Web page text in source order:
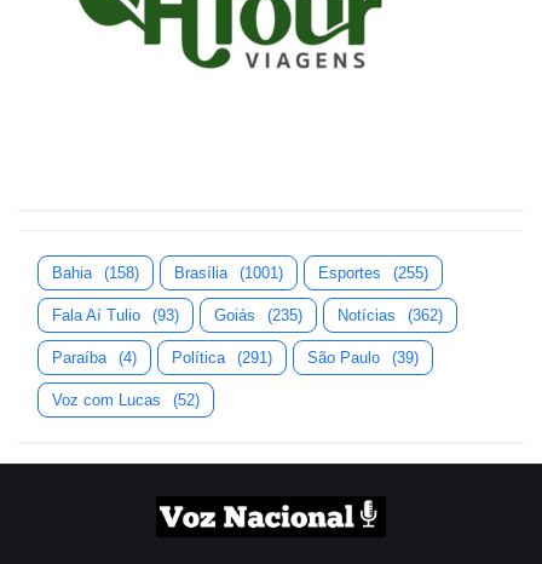
Bahia (158) Brasília (1001) Esportes (255)
Fala Aí Tulio (93) Goiás (235) Notícias (362)
Paraíba (4) Política (291) São Paulo (39)
Voz com Lucas (52)